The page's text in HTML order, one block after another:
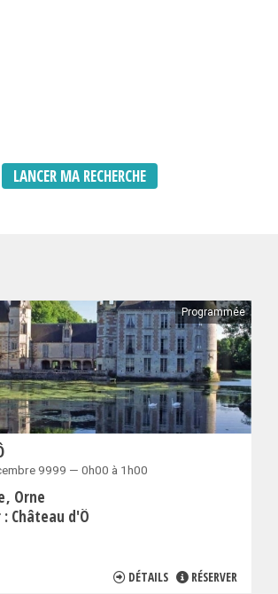
LANCER MA RECHERCHE
Programmée
9999 — 0h00 à 1h00
Orne
: Château d'Ô
DÉTAILS RÉSERVER